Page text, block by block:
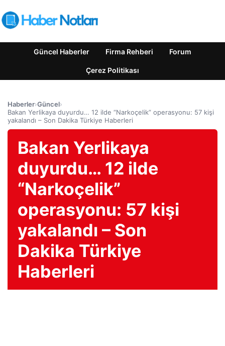
Güncel Haberler Firma Rehberi Forum
Çerez Politikası
Haberler›Güncel›
Bakan Yerlikaya duyurdu… 12 ilde “Narkoçelik” operasyonu: 57 kişi
yakalandı – Son Dakika Türkiye Haberleri
Bakan Yerlikaya
duyurdu… 12 ilde
“Narkoçelik”
operasyonu: 57 kişi
yakalandı – Son
Dakika Türkiye
Haberleri